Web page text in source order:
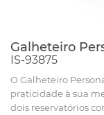
Galheteiro
IS-93875
O Galheteiro
praticidade à sua
dois reservatórios